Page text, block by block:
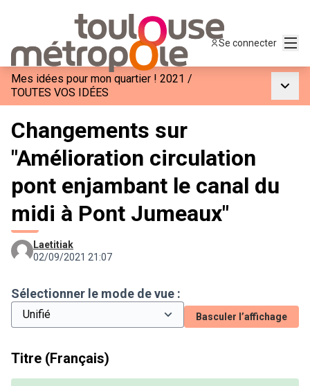
Se connecter
Mes idées pour mon quartier ! 2021 /
TOUTES VOS IDÉES
Changements sur
"Amélioration circulation
pont enjambant le canal du
midi à Pont Jumeaux"
Laetitiak
02/09/2021 21:07
Sélectionner le mode de vue :
Basculer l’affichage
Titre (Français)